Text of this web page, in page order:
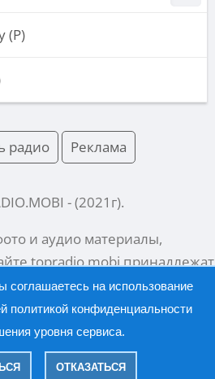
(Р)
радио Реклама
- (2021 г).
и аудио материалы,
topradio.mobiпринадлежат
владельцам.
| English
соглашаетесь на использование
политикой конфиденциальности
уровня сервиса.
ОТКАЗАТЬСЯ